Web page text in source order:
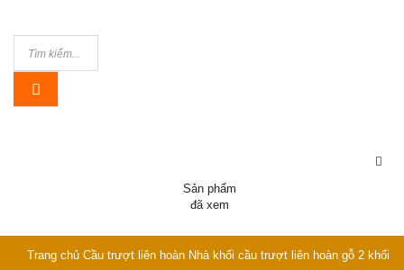
Sản phẩm
đã xem
Trang chủ Cầu trượt liên hoàn Nhà khối cầu trượt liên hoàn gỗ 2 khối